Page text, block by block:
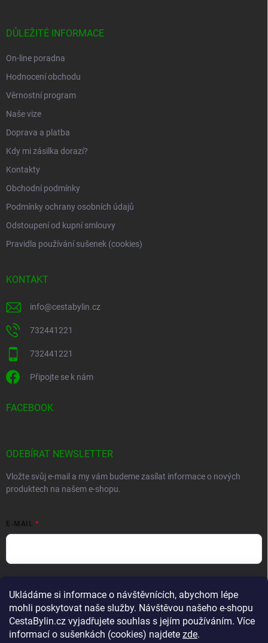
Ukládáme si informace o návštěvnících, abychom lépe
mohli poskytovat naše služby. Návštěvou našeho e-shopu
CestaBylin.cz vyjadřujete souhlas s jejím používáním. Více
informací o sušenkách (cookies) najdete zde.
DŮLEŽITÉ INFORMACE
On-line poradna
Hodnocení obchodu
Věrnostní program
Naše vize
Doprava a platba
Kdy mi zásilka dorazí?
Kontakty
Obchodní podmínky
Podmínky ochrany osobních údajů
Odstoupení od kupní smlouvy
Pravidla používání sušenek (cookies)
KONTAKT
info@cestabylin.cz
732441221
732441221
Připojte se k nám
FACEBOOK
ODEBÍRAT NEWSLETTER
Vložte svůj e-mail a my vám budeme zasílat informace o nových
produktech na našem e-shopu.
E-MAIL
Přihlásit se